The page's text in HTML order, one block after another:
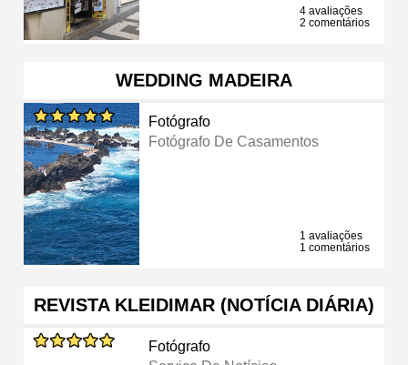
4 avaliações
2 comentários
WEDDING MADEIRA
Fotógrafo
Fotógrafo De Casamentos
1 avaliações
1 comentários
REVISTA KLEIDIMAR (NOTÍCIA DIÁRIA)
Fotógrafo